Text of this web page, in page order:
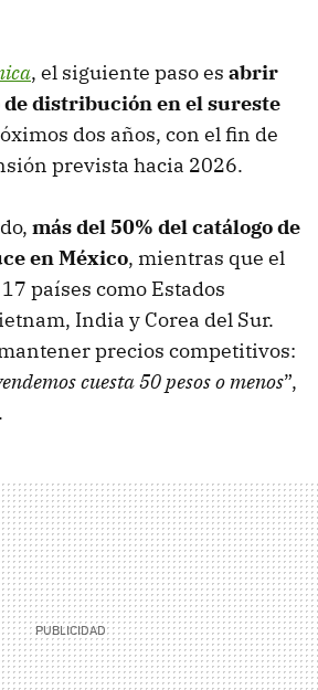
, el siguiente paso es abrir
distribución en el sureste
dos años, con el fin de
prevista hacia 2026.
más del 50% del catálogo de
en México, mientras que el
países como Estados
India y Corea del Sur.
precios competitivos:
cuesta 50 pesos o menos”,